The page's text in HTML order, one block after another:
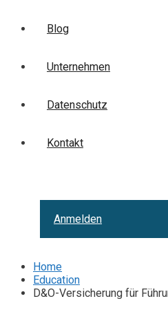
Blog
Unternehmen
Datenschutz
Kontakt
Anmelden
Home
Education
D&O-Versicherung für